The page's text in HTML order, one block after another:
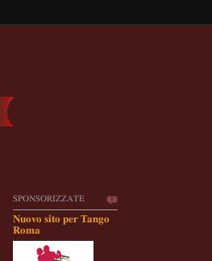
SPONSORIZZATE
Nuovo sito per Tango
Roma